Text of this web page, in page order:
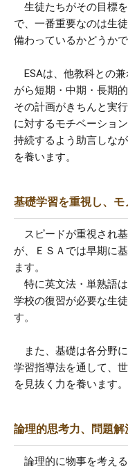
生徒たちがその目標
で、一番重要なのは生
備わっているかどうかで
ESAは、他教科との
がら短期・中期・長期
その計画がきちんと実
に対するモチベーショ
持続するよう助言しな
を養います。
基礎学習を重視し、
スピードが重視され
が、ＥＳＡでは早期に
ます。
特に英文法・単熟語は
学校の復習が必要な生
す。
また、基礎は各分野
学習指導法を通して、
を見抜く力を養います。
論理的思考力、問題解
論理的に物事を考え